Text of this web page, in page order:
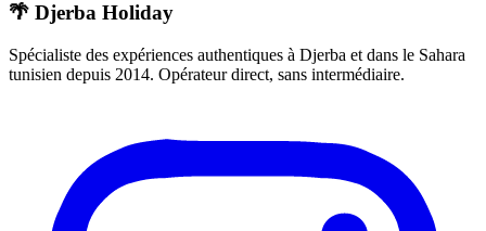
🌴 Djerba Holiday
Spécialiste des expériences authentiques à Djerba et dans le Sahara
tunisien depuis 2014. Opérateur direct, sans intermédiaire.